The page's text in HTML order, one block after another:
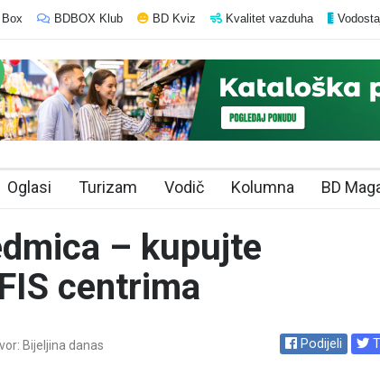
Box BDBOX Klub BD Kviz Kvalitet vazduha
Oglasi Turizam Vodič Kolumna BD
– kupujte
centrima
Bijeljina danas Podijeli